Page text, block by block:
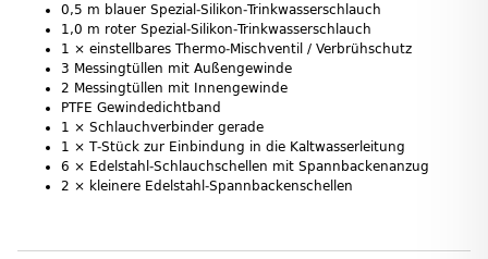
0,5 m blauer Spezial‑Silikon‑Trinkwasserschlauch
1,0 m roter Spezial‑Silikon‑Trinkwasserschlauch
1 × einstellbares Thermo‑Mischventil / Verbrühschutz
3 Messingtüllen mit Außengewinde
2 Messingtüllen mit Innengewinde
PTFE Gewindedichtband
1 × Schlauchverbinder gerade
1 × T‑Stück zur Einbindung in die Kaltwasserleitung
6 × Edelstahl‑Schlauchschellen mit Spannbackenanzug
2 × kleinere Edelstahl‑Spannbackenschellen